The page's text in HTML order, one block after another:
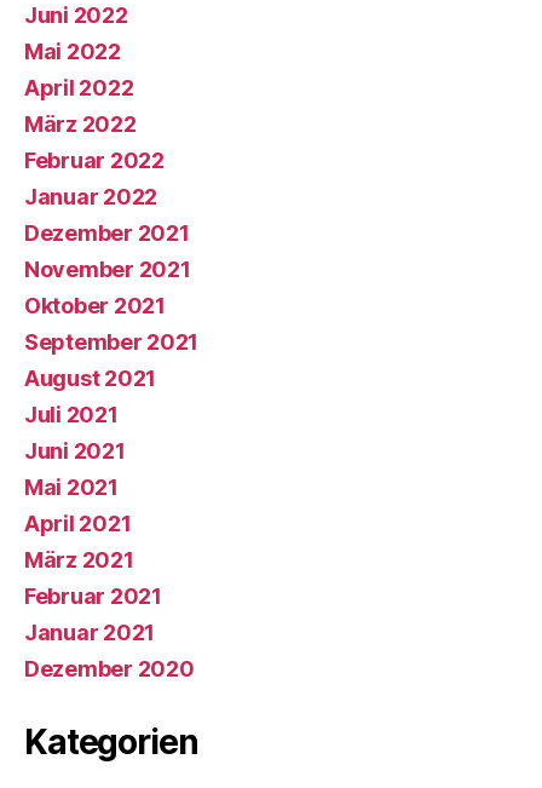
Juni 2022
Mai 2022
April 2022
März 2022
Februar 2022
Januar 2022
Dezember 2021
November 2021
Oktober 2021
September 2021
August 2021
Juli 2021
Juni 2021
Mai 2021
April 2021
März 2021
Februar 2021
Januar 2021
Dezember 2020
Kategorien